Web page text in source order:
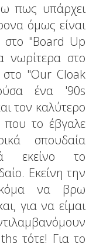
πως υπάρχει
όμως είναι
στο "Board Up
στο
"Our Cloak
ένα '90s
τον καλύτερο
που το έβγαλε
σπουδαία
εκείνο το
Εκείνη την
να βρω
για να είμαι
τότε! Για το